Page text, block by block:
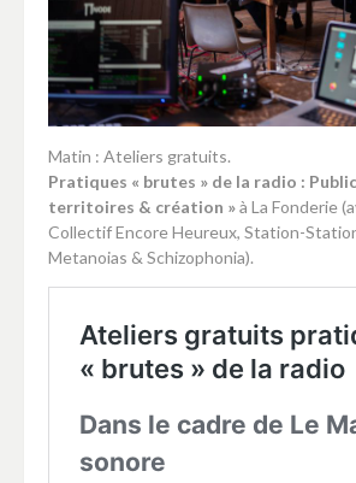
Matin : Ateliers gratuits.
Pratiques « brutes » de la radio :
territoires & création »à La Fonderie
Collectif Encore Heureux, Station-
Metanoias & Schizophonia).